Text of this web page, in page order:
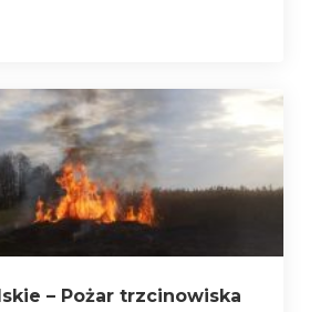
– Pożar trzcinowiska